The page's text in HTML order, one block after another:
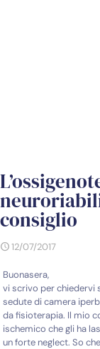
consiglio
12/07/2017
Buonasera,
vi scrivo per chiedervi
sedute di camera
da fisioterapia. Il mio
ischemico che gli ha
un forte neglect. So